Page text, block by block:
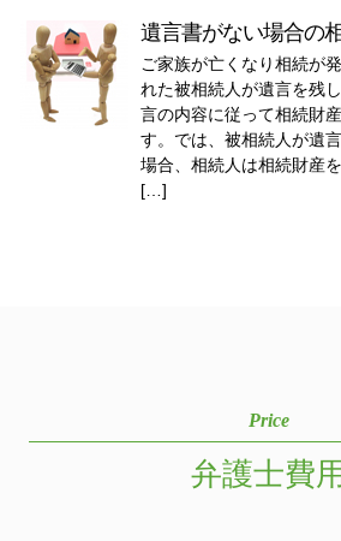
遺言書がない場合の
ご家族が亡くなり相続が
れた被相続人が遺言を残
言の内容に従って相続財
す。では、被相続人が遺
場合、相続人は相続財産
[…]
Price
弁護士費用